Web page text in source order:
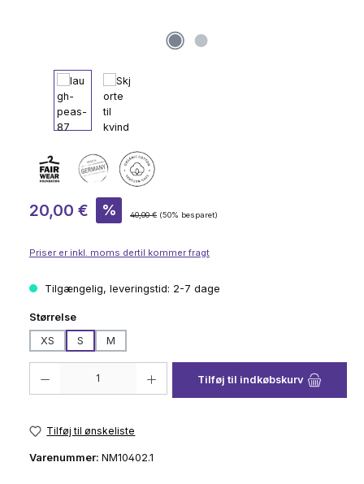
Salgspris:
20,00 € % Almindelig pris:
40,00 € (50% besparet)
Priser er inkl. moms dertil kommer fragt
Tilgængelig, leveringstid: 2-7 dage
Vælg
Størrelse
XS
S M
Tilføj til indkøbskurv
Tilføj til ønskeliste
Varenummer: NM10402.1